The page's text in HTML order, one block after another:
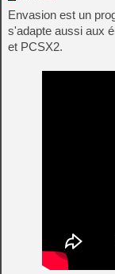
Envasion est un
s'adapte aussi aux
et PCSX2.